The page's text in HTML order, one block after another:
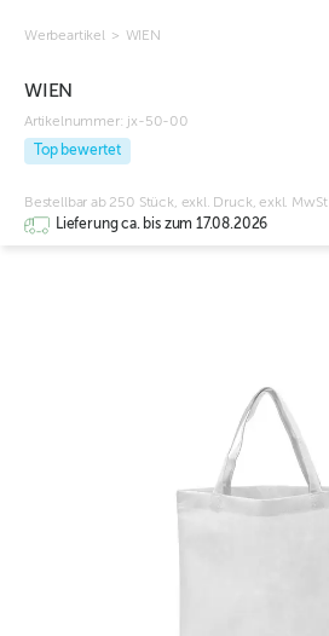
Werbeartikel > WIEN
WIEN
Artikelnummer: jx-50-00
Top bewertet
Bestellbar ab 250 Stück, exkl. Druck, exkl. MwSt
Lieferung ca. bis zum 17.08.2026